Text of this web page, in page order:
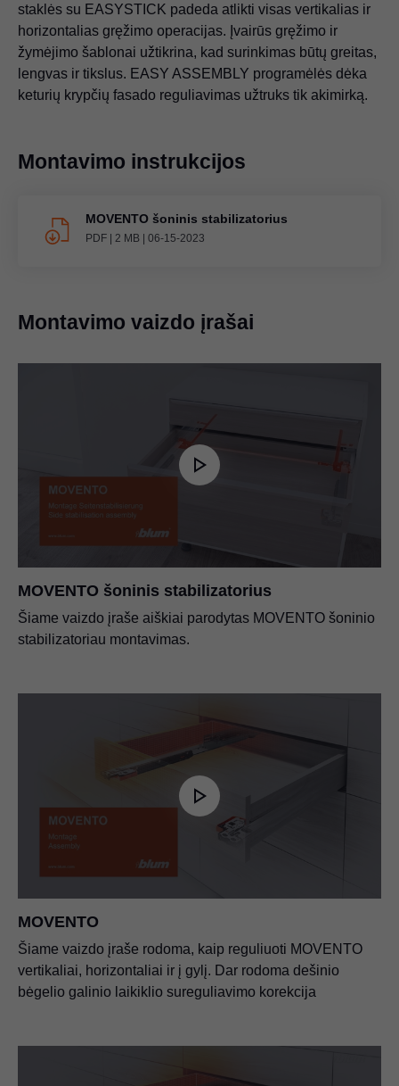
staklės su EASYSTICK padeda atlikti visas vertikalias ir
horizontalias gręžimo operacijas. Įvairūs gręžimo ir
žymėjimo šablonai užtikrina, kad surinkimas būtų greitas,
lengvas ir tikslus. EASY ASSEMBLY programėlės dėka
keturių krypčių fasado reguliavimas užtruks tik akimirką.
Montavimo instrukcijos
MOVENTO šoninis stabilizatorius
PDF | 2 MB | 06-15-2023
Montavimo vaizdo įrašai
MOVENTO šoninis stabilizatorius
Šiame vaizdo įraše aiškiai parodytas MOVENTO šoninio
stabilizatoriau montavimas.
MOVENTO
Šiame vaizdo įraše rodoma, kaip reguliuoti MOVENTO
vertikaliai, horizontaliai ir į gylį. Dar rodoma dešinio
bėgelio galinio laikiklio sureguliavimo korekcija